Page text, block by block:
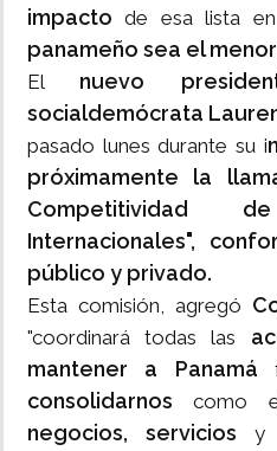
impacto de esa lista
panameño sea el
El nuevo
socialdemócrata
pasado lunes durante su i
próximamente la
Competitividad
Internacionales",
público y privado.
Esta comisión, agregó
"coordinará todas las
mantener a Panamá
consolidarnos como
negocios, servicios y